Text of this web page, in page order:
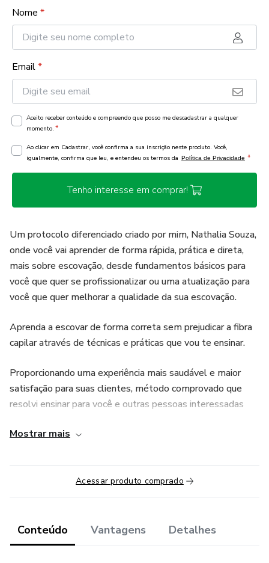
Nome *
Email*
Aceito receber conteúdo e compreendo que posso me descadastrar a qualquer
momento. *
Ao clicar em Cadastrar, você confirma a sua inscrição neste produto. Você,
igualmente, confirma que leu, e entendeu os termos da Política de Privacidade *
Tenho interesse em comprar!
Um protocolo diferenciado criado por mim, Nathalia Souza,
onde você vai aprender de forma rápida, prática e direta,
mais sobre escovação, desde fundamentos básicos para
você que quer se profissionalizar ou uma atualização para
você que quer melhorar a qualidade da sua escovação.
Aprenda a escovar de forma correta sem prejudicar a fibra
capilar através de técnicas e práticas que vou te ensinar.
Proporcionando uma experiência mais saudável e maior
satisfação para suas clientes, método comprovado que
resolvi ensinar para você e outras pessoas interessadas
saudável para o seu couro cabeludo e fibra capilar.
Mostrar mais
Acessar produto comprado
Conteúdo Vantagens Detalhes